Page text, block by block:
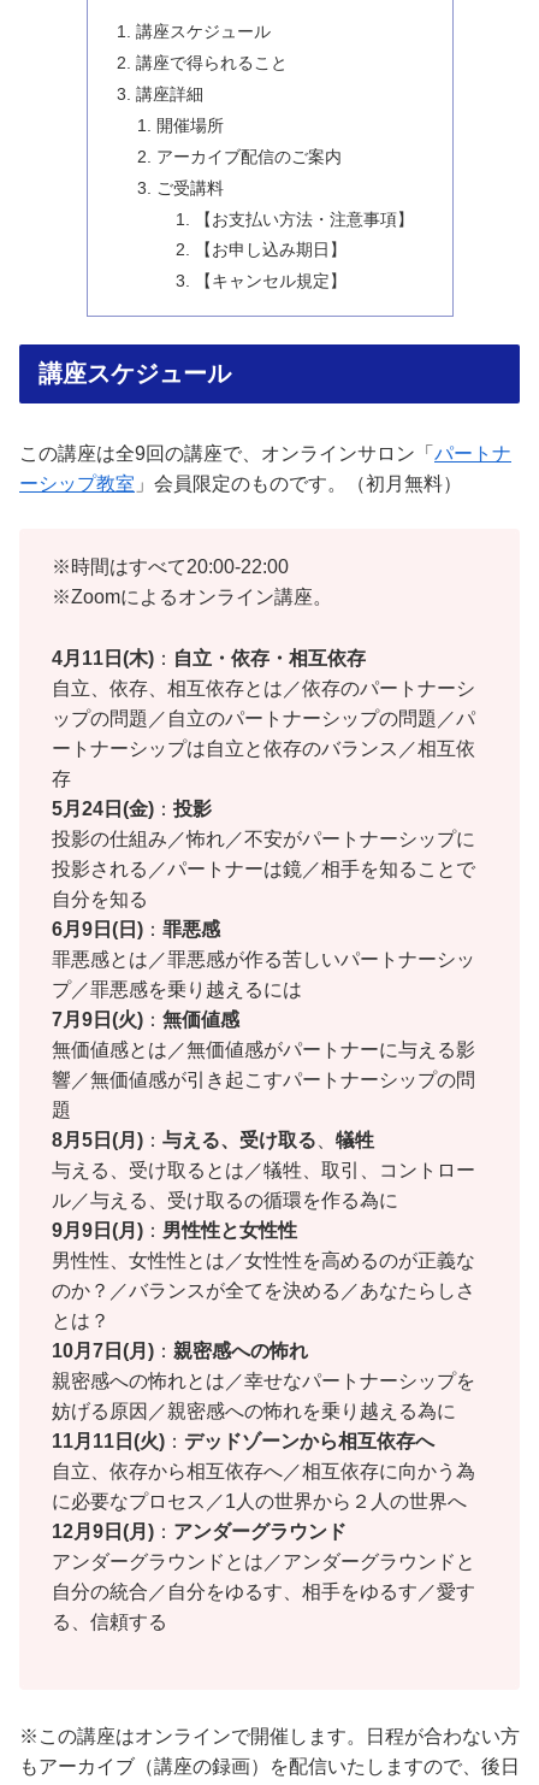
講座スケジュール
講座で得られること
講座詳細
開催場所
アーカイブ配信のご案内
ご受講料
【お支払い方法・注意事項】
【お申し込み期日】
【キャンセル規定】
講座スケジュール
この講座は全9回の講座で、オンラインサロン「 パートナ
ーシップ教室 」会員限定のものです。（初月無料）
※時間はすべて20:00-22:00
※Zoomによるオンライン講座。
4月 11日(木) ： 自立・依存・相互依存
自立、依存、相互依存とは／依存のパートナーシ
ップの問題／自立のパートナーシップの問題／パ
ートナーシップは自立と依存のバランス／相互依
存
5月 24日(金) ： 投影
投影の仕組み／怖れ／不安がパートナーシップに
投影される／パートナーは鏡／相手を知ることで
自分を知る
6月 9日(日) ： 罪悪感
罪悪感とは／罪悪感が作る苦しいパートナーシッ
プ／罪悪感を乗り越えるには
7月9日(火) ： 無価値感
無価値感とは／無価値感がパートナーに与える影
響／無価値感が引き起こすパートナーシップの問
題
8月 5日(月) ： 与える、受け取る
犠牲
与える、受け取るとは／犠牲、取引、コントロー
ル／与える、受け取るの循環を作る為に
9月 9日(月) ： 男性性と女性性
男性性、女性性とは／女性性を高めるのが正義な
のか？／バランスが全てを決める／あなたらしさ
とは？
10月 7日(月) ： 親密感への怖れ
親密感への怖れとは／幸せなパートナーシップを
妨げる原因／親密感への怖れを乗り越える為に
11月 11日(火) ： デッドゾーンから相互依存へ
自立、依存から相互依存へ／相互依存に向かう為
に必要なプロセス／1人の世界から２人の世界へ
12月 9日(月) ： アンダーグラウンド
アンダーグラウンドとは／アンダーグラウンドと
自分の統合／自分をゆるす、相手をゆるす／愛す
る、信頼する
※この講座はオンラインで開催します。日程が合わない方
もアーカイブ（講座の録画）を配信いたしますので、後日